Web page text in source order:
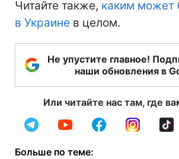
Читайте также, каким может
в Украине в целом.
Не упустите главное!
наши обновления в
Или читайте нас там, где
Больше по теме: